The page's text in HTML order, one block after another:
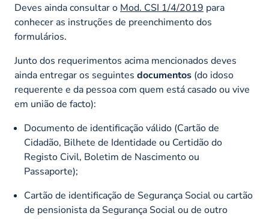
Deves ainda consultar o Mod. CSI 1/4/2019 para
conhecer as instruções de preenchimento dos
formulários.
Junto dos requerimentos acima mencionados deves
ainda entregar os seguintes documentos (do idoso
requerente e da pessoa com quem está casado ou vive
em união de facto):
Documento de identificação válido (Cartão de
Cidadão, Bilhete de Identidade ou Certidão do
Registo Civil, Boletim de Nascimento ou
Passaporte);
Cartão de identificação de Segurança Social ou cartão
de pensionista da Segurança Social ou de outro